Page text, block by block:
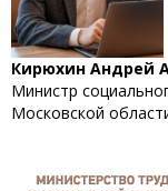
Кирюхин Андрей
Министр
Московской